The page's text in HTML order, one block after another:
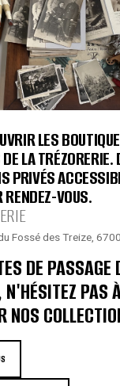
LES
LA TRÉZORERIE.
PRIVÉS
RENDEZ-VOUS.
Fossé des Treize,
DE PASSAGE
N'HÉSITEZ PAS
NOS